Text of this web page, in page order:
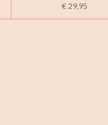
€ 29,95